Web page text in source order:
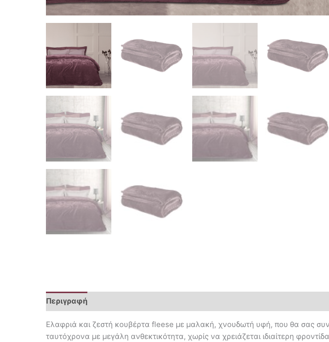
Περιγραφή
Eλαφριά και ζεστή κουβέρτα fleese με μαλακή, χνουδωτή υφή, που θα σας
ταυτόχρονα με μεγάλη ανθεκτικότητα, χωρίς να χρειάζεται ιδιαίτερη